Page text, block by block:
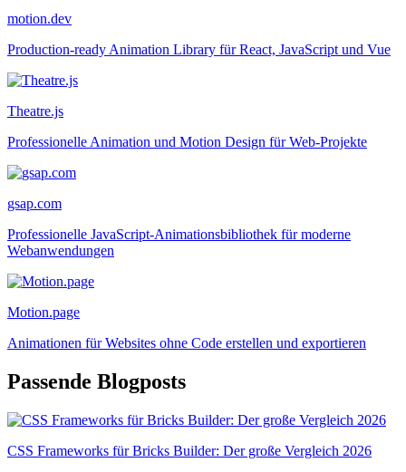
motion.dev
Production-ready Animation Library für React, JavaScript und Vue
Theatre.js
Professionelle Animation und Motion Design für Web-Projekte
gsap.com
Professionelle JavaScript-Animationsbibliothek für moderne
Webanwendungen
Motion.page
Animationen für Websites ohne Code erstellen und exportieren
Passende Blogposts
CSS Frameworks für Bricks Builder: Der große Vergleich 2026